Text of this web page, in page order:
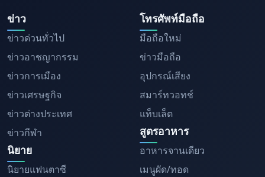
ข่าว
ข่าวด่วนทั่วไป
ข่าวอาชญากรรม
ข่าวการเมือง
ข่าวเศรษฐกิจ
ข่าวต่างประเทศ
ข่าวกีฬา
นิยาย
นิยายแฟนตาซี
โทรศัพท์มือถือ
มือถือใหม่
ข่าวมือถือ
อุปกรณ์เสียง
สมาร์ทวอทช์
แท็บเล็ต
สูตรอาหาร
อาหารจานเดียว
เมนูผัด/ทอด